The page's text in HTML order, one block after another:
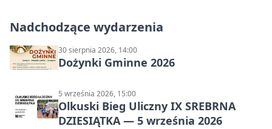
Nadchodzące wydarzenia
30 sierpnia 2026, 14:00
Dożynki Gminne 2026
5 września 2026, 15:00
Olkuski Bieg Uliczny IX SREBRNA
DZIESIĄTKA — 5 września 2026